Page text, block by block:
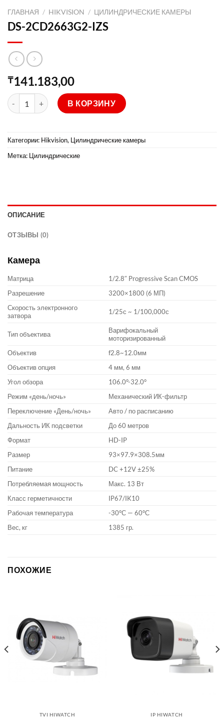
ГЛАВНАЯ / HIKVISION / ЦИЛИНДРИЧЕСКИЕ КАМЕРЫ
DS-2CD2663G2-IZS
₸141.183,00
Количество товара DS-2CD2663G2-IZS
В КОРЗИНУ
Категории: Hikvision, Цилиндрические камеры
Метка: Цилиндрические
ОПИСАНИЕ
ОТЗЫВЫ (0)
Камера
Матрица
1/2.8″ Progressive Scan CMOS
Разрешение
3200×1800 (6 МП)
Скорость электронного
затвора
1/25с ~ 1/100,000с
Тип объектива
Варифокальный
моторизированный
Объектив
f2.8~12.0мм
Объектив опция
4 мм, 6 мм
Угол обзора
106.0°-32.0°
Режим «день/ночь»
Механический ИК-фильтр
Переключение «День/ночь»
Авто / по расписанию
Дальность ИК подсветки
До 60 метров
Формат
HD-IP
Размер
93×97.9×308.5мм
Питание
DC +12V ±25%
Потребляемая мощность
Макс. 13 Вт
Класс герметичности
IP67/IK10
Рабочая температура
-30°С — 60°С
Вес, кг
1385 гр.
ПОХОЖИЕ
TVI HIWATCH IP HIWATCH